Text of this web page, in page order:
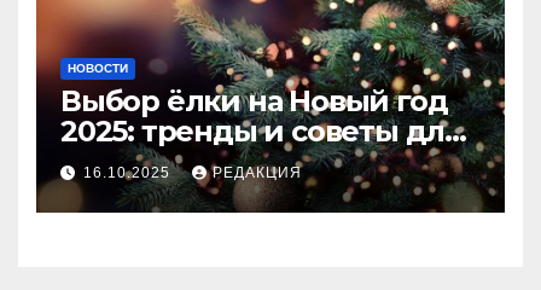
НОВОСТИ
Выбор ёлки на Новый год
2025: тренды и советы для
идеального праздника
16.10.2025 РЕДАКЦИЯ